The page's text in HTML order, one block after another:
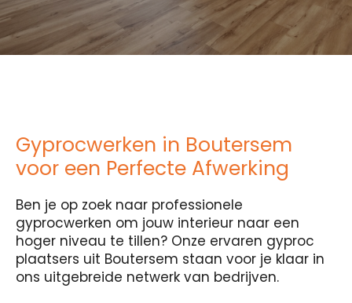
Gyprocwerken in Boutersem
voor een Perfecte Afwerking
Ben je op zoek naar professionele
gyprocwerken om jouw interieur naar een
hoger niveau te tillen? Onze ervaren gyproc
plaatsers uit Boutersem staan voor je klaar in
ons uitgebreide netwerk van bedrijven.